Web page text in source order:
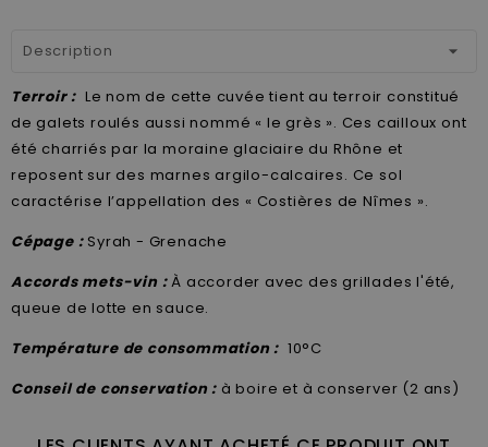
Description
Terroir : Le nom de cette cuvée tient au terroir constitué
de galets roulés aussi nommé « le grès ». Ces cailloux ont
été charriés par la moraine glaciaire du Rhône et
reposent sur des marnes argilo-calcaires. Ce sol
caractérise l’appellation des « Costières de Nîmes ».
Cépage :Syrah - Grenache
Accords mets-vin :À accorder avec des grillades l'été,
queue de lotte en sauce.
Température de consommation : 10°C
Conseil de conservation : à boire et à conserver (2 ans)